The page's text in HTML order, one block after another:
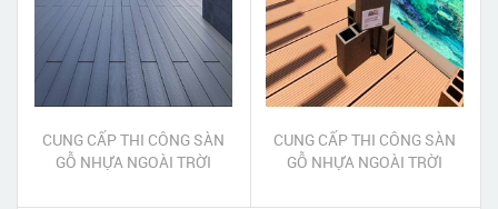
CUNG CẤP THI CÔNG SÀN
GỖ NHỰA NGOÀI TRỜI
CUNG CẤP THI CÔNG SÀN
GỖ NHỰA NGOÀI TRỜI